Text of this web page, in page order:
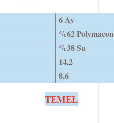
6 Ay
%62 Polymacon
%38 Su
14,2
8,6
TEMEL